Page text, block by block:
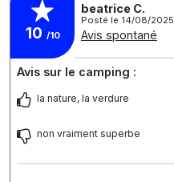
10 /10
beatrice C.
Posté le 14/08/2025
Avis spontané
Avis sur le camping :
la nature, la verdure
non vraiment superbe